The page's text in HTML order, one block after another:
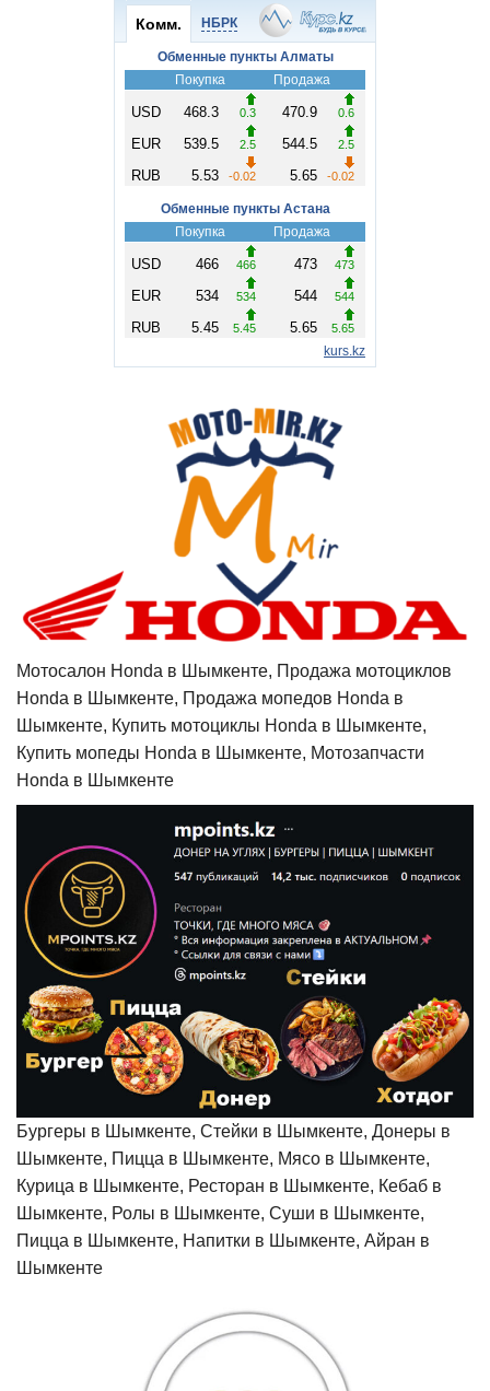
Мотосалон Honda в Шымкенте, Продажа мотоциклов
Honda в Шымкенте, Продажа мопедов Honda в
Шымкенте, Купить мотоциклы Honda в Шымкенте,
Купить мопеды Honda в Шымкенте, Мотозапчасти
Honda в Шымкенте
Бургеры в Шымкенте, Стейки в Шымкенте, Донеры в
Шымкенте, Пицца в Шымкенте, Мясо в Шымкенте,
Курица в Шымкенте, Ресторан в Шымкенте, Кебаб в
Шымкенте, Ролы в Шымкенте, Суши в Шымкенте,
Пицца в Шымкенте, Напитки в Шымкенте, Айран в
Шымкенте